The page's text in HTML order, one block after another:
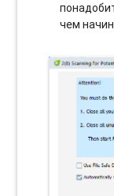
чем